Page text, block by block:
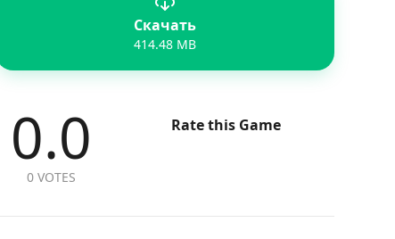
Telegram
Скачать
414.48 MB
0.0
0 VOTES
Rate this Game